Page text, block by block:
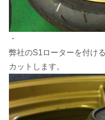
・
弊社のS1ローターを付け
カットします。